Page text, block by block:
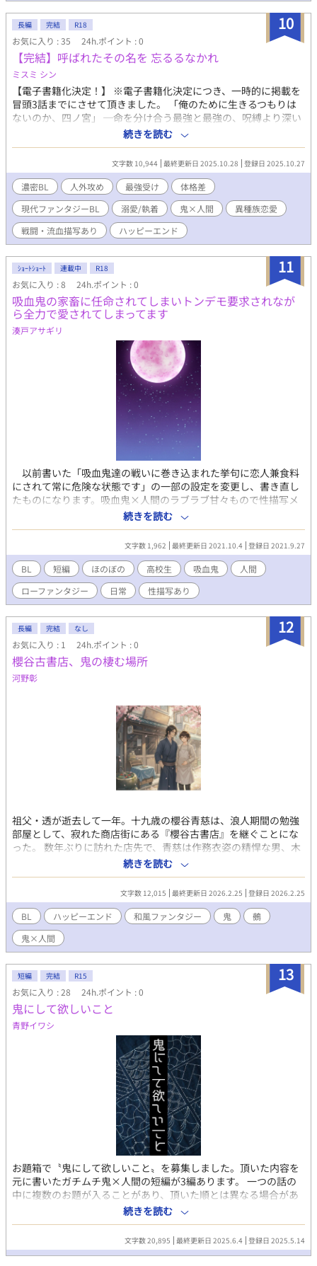
10
長編 完結 R18
お気に入り : 35 24h.ポイント : 0
【完結】呼ばれたその名を 忘るるなかれ
ミスミ シン
【電子書籍化決定！】 ※電子書籍化決定につき、一時的に掲載を
冒頭3話までにさせて頂きました。 「俺のために生きるつもりは
ないのか、四ノ宮」 ─命を分け合う最強と最強の、呪縛より深い
恋。 最強と称される祓人・四ノ宮司によって、封印から解き放た
れた元鬼神・タイゴク。 彼に与えられた契約は――四ノ宮の命を
長らえるため、己の生命を与える代わりに「自由」を得ることだ
った。 徐々に弱っていく四ノ宮を見つめながら、タイゴクはある
決意を固める。 人間のために生命を消耗させていく人類最強と、
人類最強を生かそうとする鬼神。 そして彼らを見守る弟子や友人
たち。 契約スタートな関係な、鬼×人間の溺愛恋愛模様。
────── ※毎日21時更新→完結しました！！ ※鬼×人間、妖
怪最強×人間最強です。 ※話の性質上、軽度の戦闘描写や災害描
描写がある話のタイトルには★がつきます。★★は直接的なドス
ケベです。 ※タイゴク視点→「最強◯◯」 四ノ宮視点→「◯◯
最強」 でわかれます。 ※一話の文字数が多めで、そこそこ設定
のある読み応えのあるタイプです。ライトな読み応えじゃないか
も。ごめんなさい。その分みっちり詰まってます。 用語集
→https://www.alphapolis.co.jp/mypage/diary/view/294501
続きを読む
文字数 10,944 最終更新日 2025.10.28 登録日 2025.10.27
濃密BL 人外攻め 最強受け
体格差
現代ファンタジーBL
溺愛/執着 鬼×人間
異種族恋愛
戦闘・流血描写あり
ハッピーエンド
11
ｼｮｰﾄｼｮｰﾄ 連載中 R18
お気に入り : 8 24h.ポイント : 0
吸血鬼の家畜に任命されてしまいトンデモ要求されなが
ら全力で愛されてしまってます
湊戸アサギリ
以前書いた「吸血鬼達の戦いに巻き込まれた挙句に恋人兼食料
にされて常に危険な状態です」の一部の設定を変更し、書き直し
たものになります。吸血鬼×人間のラブラブ甘々もので性描写メ
インです 性描写時々ほのぼのがあります。思いついたら思いつい
たシーンを書くので回によって時系列はバラバラになります。な
んでも許せる人向けです 表紙は以前の作品と同じくフリー素材か
らです
続きを読む
文字数 1,962 最終更新日 2021.10.4 登録日 2021.9.27
BL 短編 ほのぼの 高校生 吸血鬼
人間
ローファンタジー
日常 性描写あり
12
長編 完結 なし
お気に入り : 1 24h.ポイント : 0
櫻谷古書店、鬼の棲む場所
河野彰
祖父・透が逝去して一年。十九歳の櫻谷青慈は、浪人期間の勉強
部屋として、寂れた商店街にある『櫻谷古書店』を継ぐことにな
った。 数年ぶりに訪れた店先で、青慈は作務衣姿の精悍な男、木
島朔夜と再会する。彼はかつて祖父が連れてきた店番兼居候で、
幼い青慈の遊び相手でもあった。 「本当に、長かったぜ。待ちく
たびれた」 そう笑う朔夜の熱い体温と、どこか浮世離れした佇ま
いに、青慈は懐かしさと同時に、身体の芯が疼くような奇妙な感
覚を覚える。しかし、青慈には中学三年の夏を境に、彼との記憶
が不自然に抜け落ちているという空白があった。
続きを読む
文字数 12,015 最終更新日 2026.2.25 登録日 2026.2.25
BL ハッピーエンド 和風ファンタジー 鬼
鵺
鬼×人間
13
短編 完結 R15
お気に入り : 28 24h.ポイント : 0
鬼にして欲しいこと
青野イワシ
お題箱で〝鬼にして欲しいこと〟を募集しました。頂いた内容を
元に書いたガチムチ鬼×人間の短編が3編あります。 一つの話の
中に複数のお題が入ることがあり、頂いた順とは異なる場合があ
ります。 何が入っているかは文章の最後に表示します。 ガチムチ
鬼に優しく(当社比)されたい人向けです。
続きを読む
文字数 20,895 最終更新日 2025.6.4 登録日 2025.5.14